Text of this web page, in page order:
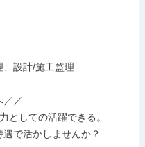
設計/施工監理
／／
としての活躍できる。
で活かしませんか？